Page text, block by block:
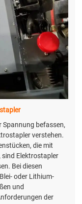
Spannung befassen,
verstehen.
die mit
Elektrostapler
Bei diesen
oder Lithium-
und
der